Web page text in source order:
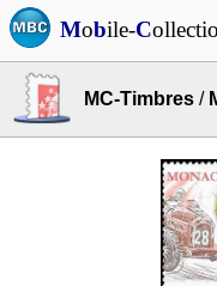
Mobile-C
MC-Timbres /